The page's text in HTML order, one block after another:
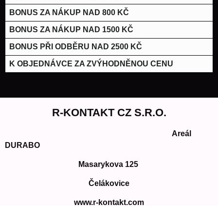
BONUS ZA NÁKUP NAD 800 KČ
BONUS ZA NÁKUP NAD 1500 KČ
BONUS PŘI ODBĚRU NAD 2500 KČ
K OBJEDNÁVCE ZA ZVÝHODNĚNOU CENU
R-KONTAKT CZ S.R.O.
Areál
DURABO
Masarykova 125
Čelákovice
www.r-kontakt.com